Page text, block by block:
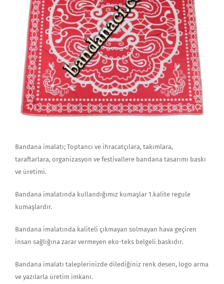
Bandana imalatı; Toptancı ve ihracatçılara, takımlara,
taraftarlara, organizasyon ve festivallere bandana tasarımı baskı
ve üretimi.
Bandana imalatında kullandığımız kumaşlar 1.kalite regule
kumaşlardır.
Bandana imalatında kaliteli çıkmayan solmayan hava geçiren
insan sağlığına zarar vermeyen eko-teks belgeli baskıdır.
Bandana imalatı taleplerinizde dilediğiniz renk desen, logo arma
ve yazılarla üretim imkanı.